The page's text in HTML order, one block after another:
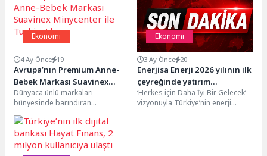
Ekonomi
4 Ay Önce 19
Avrupa’nın Premium Anne-
Bebek Markası Suavinex
Minycenter ile Türkiye’de
Dünyaca ünlü markaları
bünyesinde barındıran
Minycenter, bir ilke daha imza
atarak Avrupa’nın ünlü Suavinex
markasının...
Ekonomi
3 Ay Önce 20
Enerjisa Enerji 2026 yılının ilk
çeyreğinde yatırım
kararlılığını sürdürdü
‘Herkes için Daha İyi Bir Gelecek’
vizyonuyla Türkiye’nin enerji